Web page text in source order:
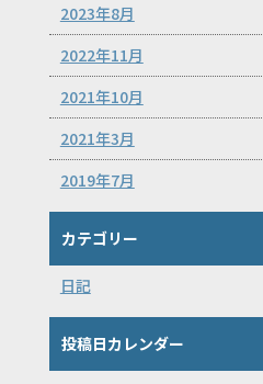
2023年8月
2022年11月
2021年10月
2021年3月
2019年7月
カテゴリー
日記
投稿日カレンダー